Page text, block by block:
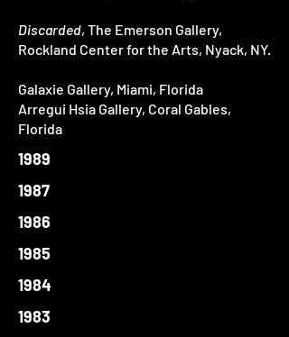
Discarded, The Emerson Gallery,
Rockland Center for the Arts, Nyack, NY.
Galaxie Gallery, Miami, Florida
Arregui Hsia Gallery, Coral Gables,
Florida
1989
1987
1986
1985
1984
1983